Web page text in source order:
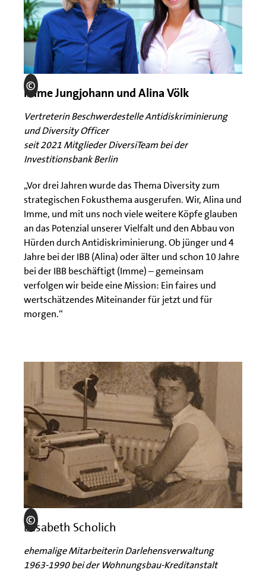
Imme Jungjohann und Alina Völk
Vertreterin Beschwerdestelle Antidiskriminierung
und Diversity Officer
seit 2021 Mitglieder DiversiTeam bei der
Investitionsbank Berlin
„Vor drei Jahren wurde das Thema Diversity zum
strategischen Fokusthema ausgerufen. Wir, Alina und
Imme, und mit uns noch viele weitere Köpfe glauben
an das Potenzial unserer Vielfalt und den Abbau von
Hürden durch Antidiskriminierung. Ob jünger und 4
Jahre bei der IBB (Alina) oder älter und schon 10 Jahre
bei der IBB beschäftigt (Imme) – gemeinsam
verfolgen wir beide eine Mission: Ein faires und
wertschätzendes Miteinander für jetzt und für
morgen.“
Elisabeth Scholich
ehemalige Mitarbeiterin Darlehensverwaltung
1963-1990 bei der Wohnungsbau-Kreditanstalt